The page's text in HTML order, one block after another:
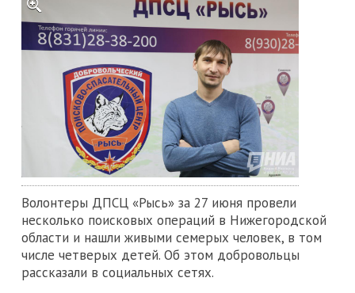
Волонтеры ДПСЦ «Рысь» за 27 июня провели
несколько поисковых операций в Нижегородской
области и нашли живыми семерых человек, в том
числе четверых детей. Об этом добровольцы
рассказали в социальных сетях.